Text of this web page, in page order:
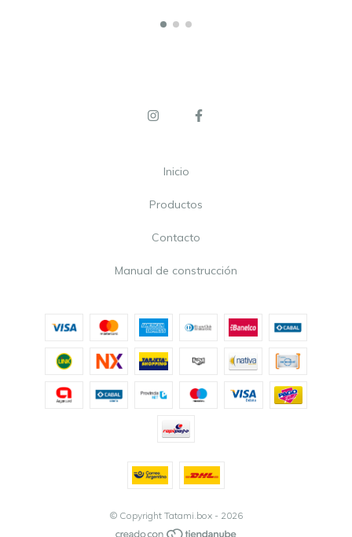
Inicio
Productos
Contacto
Manual de construcción
© Copyright Tatami.box - 2026